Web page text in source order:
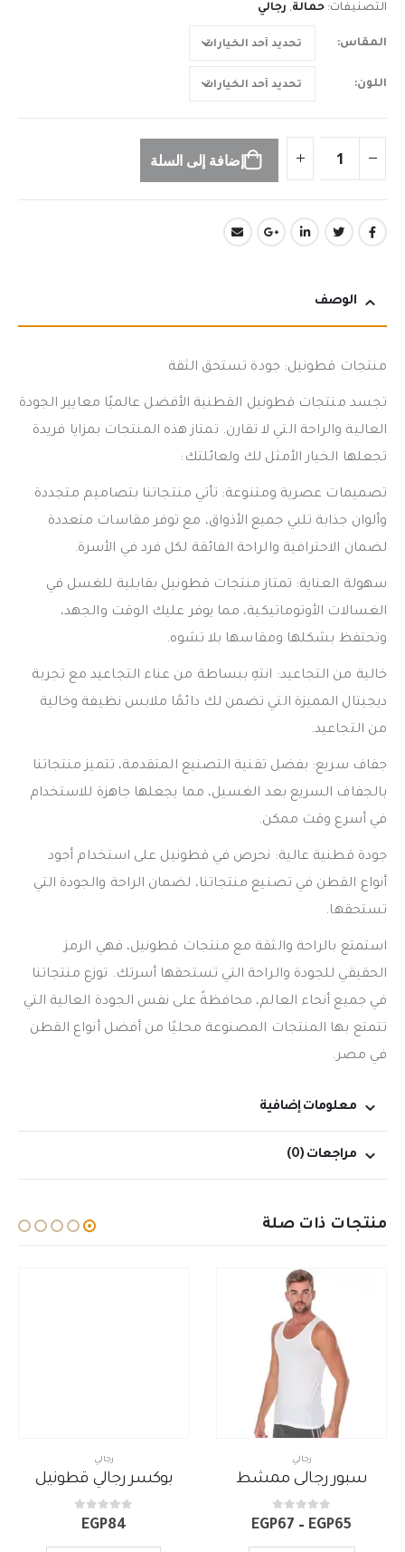
التصنيفات: حمالة, رجالي
المقاس
اللون
إضافة إلى السلة
الوصف
منتجات قطونيل: جودة تستحق الثقة
تجسد منتجات قطونيل القطنية الأفضل عالميًا معايير الجودة
العالية والراحة التي لا تقارن. تمتاز هذه المنتجات بمزايا فريدة
تجعلها الخيار الأمثل لك ولعائلتك:
تصميمات عصرية ومتنوعة: تأتي منتجاتنا بتصاميم متجددة
وألوان جذابة تلبي جميع الأذواق، مع توفر مقاسات متعددة
لضمان الاحترافية والراحة الفائقة لكل فرد في الأسرة.
سهولة العناية: تمتاز منتجات قطونيل بقابلية للغسل في
الغسالات الأوتوماتيكية، مما يوفر عليك الوقت والجهد،
وتحتفظ بشكلها ومقاسها بلا تشوه.
خالية من التجاعيد: انتهِ ببساطة من عناء التجاعيد مع تجربة
ديجيتال المميزة التي تضمن لك دائمًا ملابس نظيفة وخالية
من التجاعيد.
جفاف سريع: بفضل تقنية التصنيع المتقدمة، تتميز منتجاتنا
بالجفاف السريع بعد الغسيل، مما يجعلها جاهزة للاستخدام
في أسرع وقت ممكن.
جودة قطنية عالية: نحرص في قطونيل على استخدام أجود
أنواع القطن في تصنيع منتجاتنا، لضمان الراحة والجودة التي
تستحقها.
استمتع بالراحة والثقة مع منتجات قطونيل، فهي الرمز
الحقيقي للجودة والراحة التي تستحقها أسرتك. توزع منتجاتنا
في جميع أنحاء العالم، محافظةً على نفس الجودة العالية التي
تتمتع بها المنتجات المصنوعة محليًا من أفضل أنواع القطن
في مصر.
معلومات إضافية
مراجعات (0)
منتجات ذات صلة
رجالي
سبور رجالى ممشط
0
out of 5
EGP65
–
EGP67
رجالي
بوكسر رجالي قطونيل
out of 5
EGP84